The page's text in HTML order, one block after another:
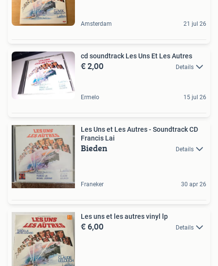
Amsterdam 21 jul 26
cd soundtrack Les Uns Et Les Autres
€ 2,00 Details
Ermelo 15 jul 26
Les Uns et Les Autres - Soundtrack CD
Francis Lai
Bieden Details
Franeker 30 apr 26
Les uns et les autres vinyl lp
€ 6,00 Details